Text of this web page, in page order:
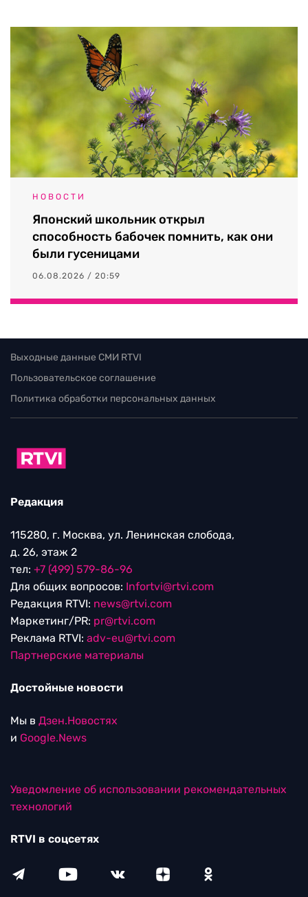
НОВОСТИ
Японский школьник открыл
способность бабочек помнить, как они
были гусеницами
06.08.2026 / 20:59
Выходные данные СМИ RTVI
Пользовательское соглашение
Политика обработки персональных данных
Редакция
115280, г. Москва, ул. Ленинская слобода,
д. 26, этаж 2
тел: +7 (499) 579-86-96
Для общих вопросов: Infortvi@rtvi.com
Редакция RTVI: news@rtvi.com
Маркетинг/PR: pr@rtvi.com
Реклама RTVI: adv-eu@rtvi.com
Партнерские материалы
Достойные новости
Мы в Дзен.Новостях
и Google.News
Уведомление об использовании рекомендательных
технологий
RTVI в соцсетях